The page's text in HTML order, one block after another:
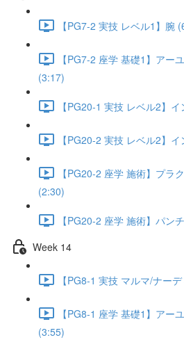
【PG7-2 実技 レベル1】腕
【PG7-2 座学 基礎1】アー
(3:17)
【PG20-1 実技 レベル2】
【PG20-2 実技 レベル2】
【PG20-2 座学 施術】プラ
(2:30)
【PG20-2 座学 施術】パン
Week 14
【PG8-1 実技 マルマ/ナー
【PG8-1 座学 基礎1】アー
(3:55)